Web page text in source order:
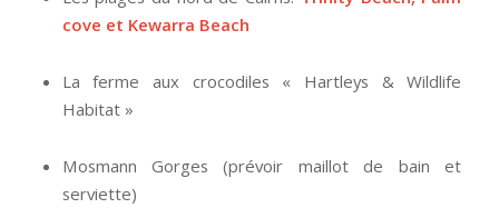
cove et Kewarra Beach
La ferme aux crocodiles « Hartleys & Wildlife
Habitat »
Mosmann Gorges (prévoir maillot de bain et
serviette)